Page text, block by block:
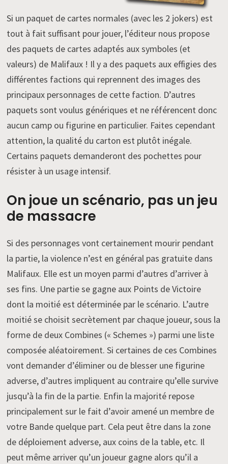
Si un paquet de cartes normales (avec les 2 jokers) est
tout à fait suffisant pour jouer, l’éditeur nous propose
des paquets de cartes adaptés aux symboles (et
valeurs) de Malifaux ! Il y a des paquets aux effigies des
différentes factions qui reprennent des images des
principaux personnages de cette faction. D’autres
paquets sont voulus génériques et ne référencent donc
aucun camp ou figurine en particulier. Faites cependant
attention, la qualité du carton est plutôt inégale.
Certains paquets demanderont des pochettes pour
résister à un usage intensif.
On joue un scénario, pas un jeu
de massacre
Si des personnages vont certainement mourir pendant
la partie, la violence n’est en général pas gratuite dans
Malifaux. Elle est un moyen parmi d’autres d’arriver à
ses fins. Une partie se gagne aux Points de Victoire
dont la moitié est déterminée par le scénario. L’autre
moitié se choisit secrètement par chaque joueur, sous la
forme de deux Combines (« Schemes ») parmi une liste
composée aléatoirement. Si certaines de ces Combines
vont demander d’éliminer ou de blesser une figurine
adverse, d’autres impliquent au contraire qu’elle survive
jusqu’à la fin de la partie. Enfin la majorité repose
principalement sur le fait d’avoir amené un membre de
votre Bande quelque part. Cela peut être dans la zone
de déploiement adverse, aux coins de la table, etc. Il
peut même arriver qu’un joueur gagne alors qu’il a